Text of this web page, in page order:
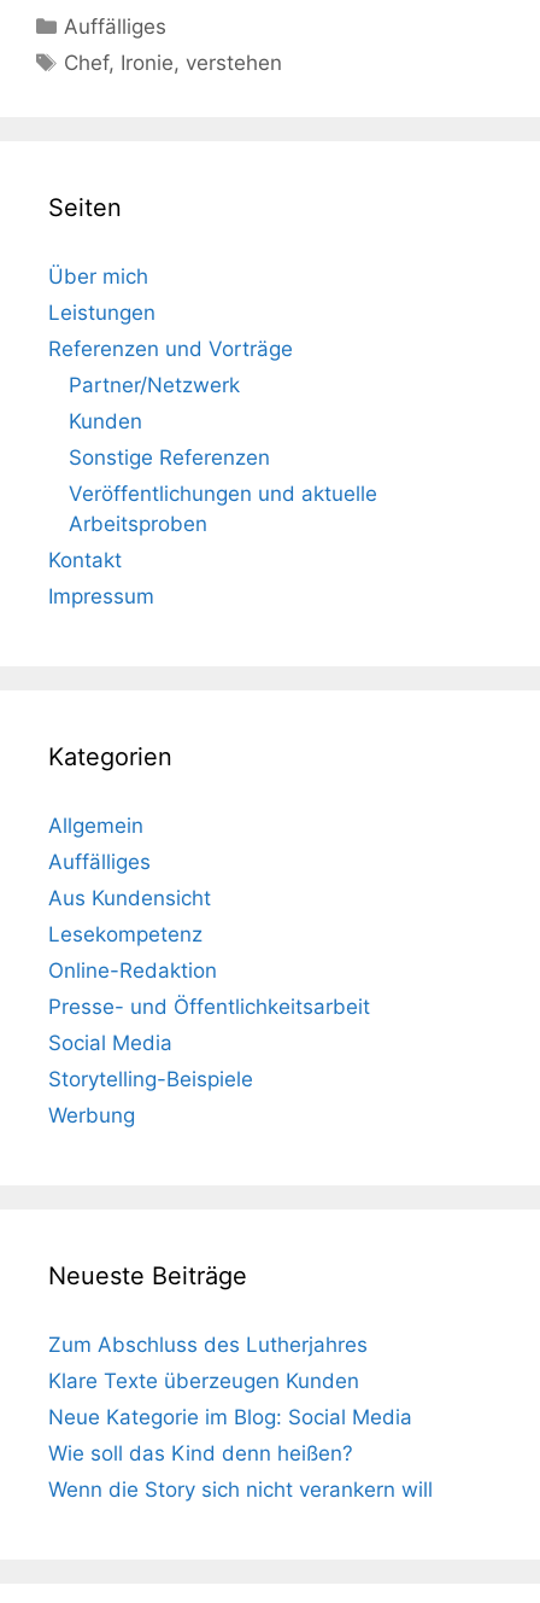
Kategorien
Auffälliges
Schlagwörter
Chef, Ironie, verstehen
Seiten
Über mich
Leistungen
Referenzen und Vorträge
Partner/Netzwerk
Kunden
Sonstige Referenzen
Veröffentlichungen und aktuelle
Arbeitsproben
Kontakt
Impressum
Kategorien
Allgemein
Auffälliges
Aus Kundensicht
Lesekompetenz
Online-Redaktion
Presse- und Öffentlichkeitsarbeit
Social Media
Storytelling-Beispiele
Werbung
Neueste Beiträge
Zum Abschluss des Lutherjahres
Klare Texte überzeugen Kunden
Neue Kategorie im Blog: Social Media
Wie soll das Kind denn heißen?
Wenn die Story sich nicht verankern will